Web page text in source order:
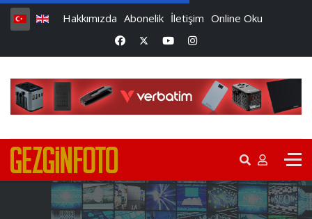
Hakkımızda Abonelik İletişim Online Oku